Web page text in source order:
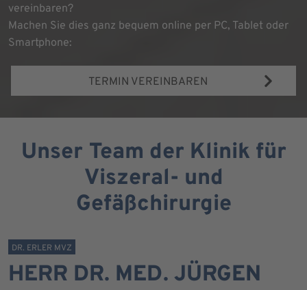
vereinbaren?
Machen Sie dies ganz bequem online per PC, Tablet oder
Smartphone:
TERMIN VEREINBAREN
Unser Team der Klinik für
Viszeral- und
Gefäßchirurgie
DR. ERLER MVZ
HERR DR. MED. JÜRGEN